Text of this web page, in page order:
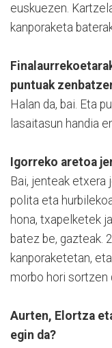
euskuezen.
kanporaketa
puntuak
Halan da, bai. Eta
lasaitasun handia
Igorreko aretoa
Bai, jenteak etxera
polita eta
hona, txapelketek
batez be, gazteak.
kanporaketetan,
morbo hori sortzen
Aurten, Elortza
egin da?